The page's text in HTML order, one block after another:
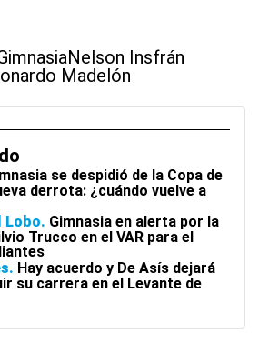
Nelson Insfrán
Madelón
se despidió de la Copa de
derrota: ¿cuándo vuelve a
Lobo Gimnasia en alerta por la
Trucco en el VAR para el
Hay acuerdo y De Asís dejará
su carrera en el Levante de